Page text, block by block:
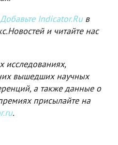
Добавьте Indicator.Ruв
и читайте нас
исследованиях,
вышедших научных
а также данные о
присылайте на
.